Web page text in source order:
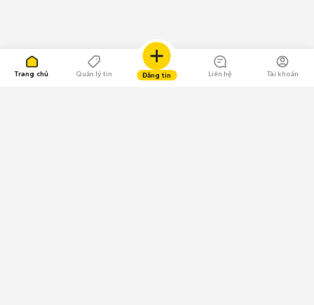
Trang chủ Quản lý tin Đăng tin Liên hệ Tài khoản